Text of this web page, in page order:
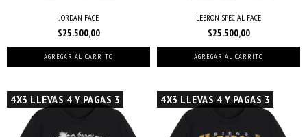
JORDAN FACE
$25.500,00
AGREGAR AL CARRITO
LEBRON SPECIAL FACE
$25.500,00
AGREGAR AL CARRITO
4X3 LLEVAS 4 Y PAGAS 3 4X3 LLEVAS 4 Y PAGAS 3